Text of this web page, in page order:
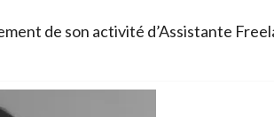
de son activité d’Assistante